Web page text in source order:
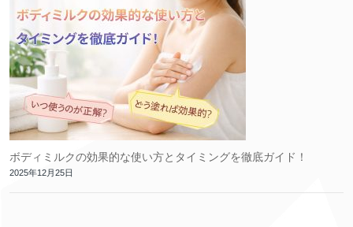
ボディミルクの効果的な使い方とタイミングを徹底ガイド！
2025年12月25日